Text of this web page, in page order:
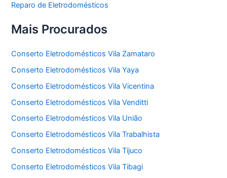
Reparo de Eletrodomésticos
Mais Procurados
Conserto Eletrodomésticos Vila Zamataro
Conserto Eletrodomésticos Vila Yaya
Conserto Eletrodomésticos Vila Vicentina
Conserto Eletrodomésticos Vila Venditti
Conserto Eletrodomésticos Vila União
Conserto Eletrodomésticos Vila Trabalhista
Conserto Eletrodomésticos Vila Tijuco
Conserto Eletrodomésticos Vila Tibagi